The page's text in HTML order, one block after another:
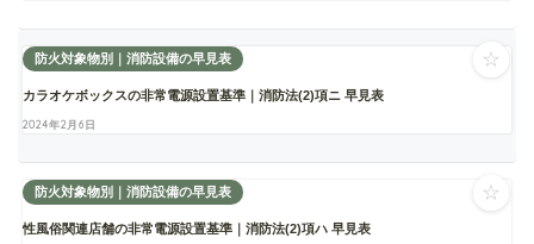
防火対象物別｜消防設備の早見表
カラオケボックスの非常電源設置基準｜消防法(2)項ニ 早見表
2024年2月6日
☆
防火対象物別｜消防設備の早見表
性風俗関連店舗の非常電源設置基準｜消防法(2)項ハ 早見表
☆